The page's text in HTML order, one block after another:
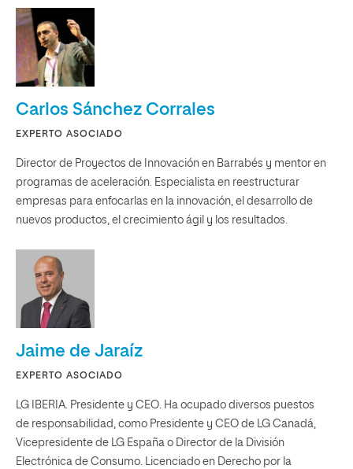
Carlos Sánchez Corrales
EXPERTO ASOCIADO
Director de Proyectos de Innovación en Barrabés y mentor en
programas de aceleración. Especialista en reestructurar
empresas para enfocarlas en la innovación, el desarrollo de
nuevos productos, el crecimiento ágil y los resultados.
Jaime de Jaraíz
EXPERTO ASOCIADO
LG IBERIA. Presidente y CEO. Ha ocupado diversos puestos
de responsabilidad, como Presidente y CEO de LG Canadá,
Vicepresidente de LG España o Director de la División
Electrónica de Consumo. Licenciado en Derecho por la